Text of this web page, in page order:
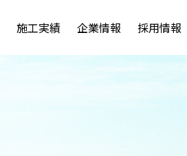
施工実績 企業情報 採用情報